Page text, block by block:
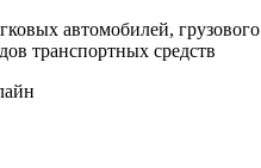
автомобилей,
транспортных средств